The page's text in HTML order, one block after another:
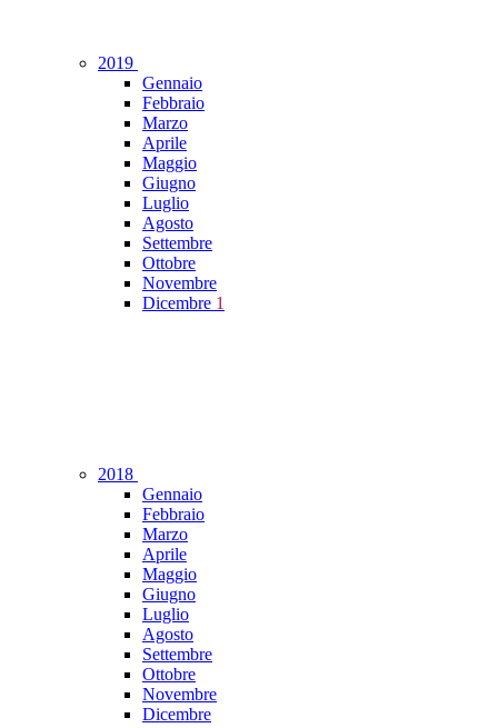
2019
Gennaio
Febbraio
Marzo
Aprile
Maggio
Giugno
Luglio
Agosto
Settembre
Ottobre
Novembre
Dicembre 1
2018
Gennaio
Febbraio
Marzo
Aprile
Maggio
Giugno
Luglio
Agosto
Settembre
Ottobre
Novembre
Dicembre